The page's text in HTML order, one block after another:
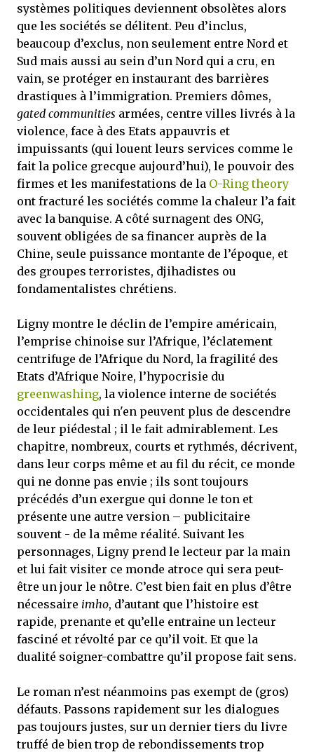
systèmes politiques deviennent obsolètes alors
que les sociétés se délitent. Peu d’inclus,
beaucoup d’exclus, non seulement entre Nord et
Sud mais aussi au sein d’un Nord qui a cru, en
vain, se protéger en instaurant des barrières
drastiques à l’immigration. Premiers dômes,
gated communities armées, centre villes livrés à la
violence, face à des Etats appauvris et
impuissants (qui louent leurs services comme le
fait la police grecque aujourd’hui), le pouvoir des
firmes et les manifestations de la O-Ring theory
ont fracturé les sociétés comme la chaleur l’a fait
avec la banquise. A côté surnagent des ONG,
souvent obligées de sa financer auprès de la
Chine, seule puissance montante de l’époque, et
des groupes terroristes, djihadistes ou
fondamentalistes chrétiens.
Ligny montre le déclin de l’empire américain,
l’emprise chinoise sur l’Afrique, l’éclatement
centrifuge de l’Afrique du Nord, la fragilité des
Etats d’Afrique Noire, l’hypocrisie du
greenwashing, la violence interne de sociétés
occidentales qui n'en peuvent plus de descendre
de leur piédestal ; il le fait admirablement. Les
chapitre, nombreux, courts et rythmés, décrivent,
dans leur corps même et au fil du récit, ce monde
qui ne donne pas envie ; ils sont toujours
précédés d’un exergue qui donne le ton et
présente une autre version – publicitaire
souvent - de la même réalité. Suivant les
personnages, Ligny prend le lecteur par la main
et lui fait visiter ce monde atroce qui sera peut-
être un jour le nôtre. C’est bien fait en plus d’être
nécessaire imho, d’autant que l’histoire est
rapide, prenante et qu’elle entraine un lecteur
fasciné et révolté par ce qu’il voit. Et que la
dualité soigner-combattre qu’il propose fait sens.
Le roman n’est néanmoins pas exempt de (gros)
défauts. Passons rapidement sur les dialogues
pas toujours justes, sur un dernier tiers du livre
truffé de bien trop de rebondissements trop